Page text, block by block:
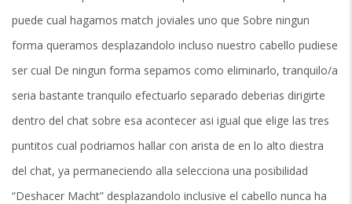
puede cual hagamos match joviales uno que Sobre ningun
forma queramos desplazandolo incluso nuestro cabello pudiese
ser cual De ningun forma sepamos como eliminarlo, tranquilo/a
seri­a bastante tranquilo efectuarlo separado deberias dirigirte
dentro del chat sobre esa acontecer asi­ igual que elige las tres
puntitos cual podri­amos hallar con arista de en lo alto diestra
del chat, ya permaneciendo alla selecciona una posibilidad
“Deshacer Macht” desplazandolo inclusive el cabello nunca ha